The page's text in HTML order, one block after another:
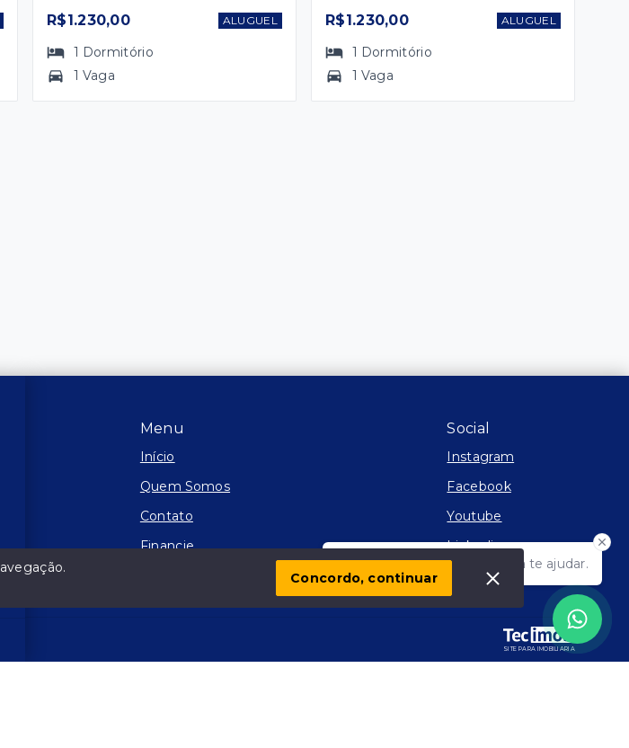
R$1.230,00 ALUGUEL
1 Dormitório
1 Vaga
R$1.230,00 ALUGUEL
1 Dormitório
1 Vaga
Olá! Estamos disponíveis para te ajudar.
Menu
Início
Quem Somos
Contato
Financie
Social
Instagram
Facebook
Youtube
Linkedin
SITE PARA IMOBILIARIA
Concordo, continuar